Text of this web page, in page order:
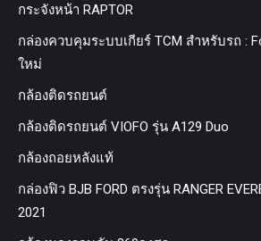
กระจังหน้า RAPTOR
กล่องควบคุมระบบเกียร์ TCM สำหรับรถ :
ใหม่
กล้องติดรถยนต์
กล้องติดรถยนต์ VIOFO รุ่น A129 Duo
กล้องถอยหลังแท้
กล่องฟิว BJB FORD ตรงรุ่น RANGER
2021